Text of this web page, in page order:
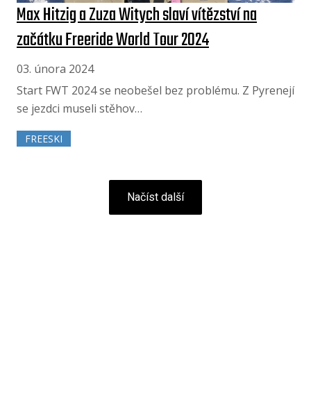
Max Hitzig a Zuza Witych slaví vítězství na
začátku Freeride World Tour 2024
03. února 2024
Start FWT 2024 se neobešel bez problému. Z Pyrenejí
se jezdci museli stěhov…
FREESKI
Načíst další